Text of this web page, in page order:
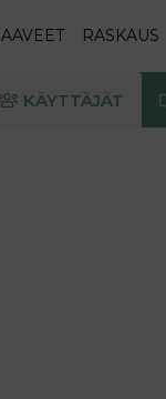
RASKAUS
KÄYTTÄJÄT